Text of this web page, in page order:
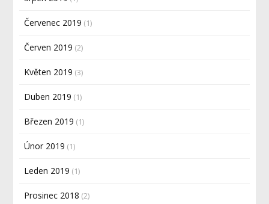
Červenec 2019 (1)
Červen 2019 (2)
Květen 2019 (3)
Duben 2019 (1)
Březen 2019 (1)
Únor 2019 (1)
Leden 2019 (1)
Prosinec 2018 (2)